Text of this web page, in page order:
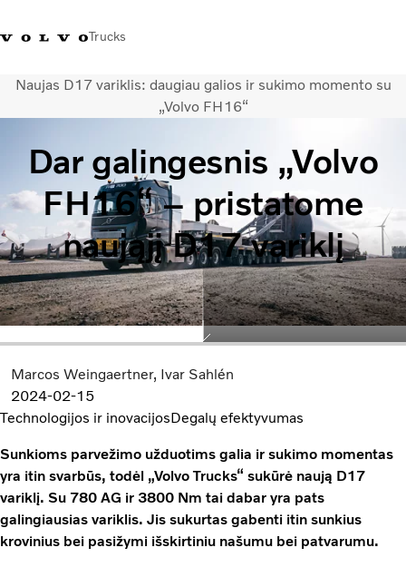
Trucks
+ 370 610 19991Volvo Trucks parduotuvėPrisijungtiLietuva
Transporto sprendimai
Sunkvežimiai
Paslaugos
Volvo Truck Builder
Kontaktai
Naujienos
Apie mus
Naujas D17 variklis: daugiau galios ir sukimo momento su
„Volvo FH16“
Dar galingesnis „Volvo
FH16“ – pristatome
naująjį D17 variklį
Marcos Weingaertner Ivar Sahlén
2024-02-15
Technologijos ir inovacijosDegalų efektyvumas
Sunkioms parvežimo užduotims galia ir sukimo momentas
yra itin svarbūs, todėl „Volvo Trucks“ sukūrė naują D17
variklį. Su 780 AG ir 3800 Nm tai dabar yra pats
galingiausias variklis. Jis sukurtas gabenti itin sunkius
krovinius bei pasižymi išskirtiniu našumu bei patvarumu.